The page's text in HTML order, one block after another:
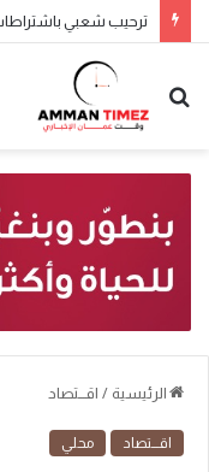
الرئيسية / اقـــتصاد
اقـــتصاد محلي